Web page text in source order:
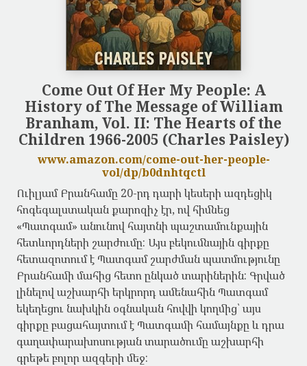
Come Out Of Her My People: A
History of The Message of William
Branham, Vol. II: The Hearts of the
Children 1966-2005 (Charles Paisley)
www.amazon.com/come-out-her-people-
vol/dp/b0dnhtqctl
Ուիլյամ Բրանհամը 20-րդ դարի կեսերի ազդեցիկ
հոգեգալստական քարոզիչ էր, ով հիմնեց
«Պատգամ» անունով հայտնի պաշտամունքային
հետևորդների շարժումը: Այս բեկումնային գիրքը
հետազոտում է Պատգամ շարժման պատմությունը
Բրանհամի մահից հետո ընկած տարիներին: Գրված
լինելով աշխարհի երկրորդ ամենահին Պատգամ
եկեղեցու նախկին օգնական հովվի կողմից՝ այս
գիրքը բացահայտում է Պատգամի համայնքը և դրա
գաղափարախոսության տարածումը աշխարհի
գրեթե բոլոր ազգերի մեջ: